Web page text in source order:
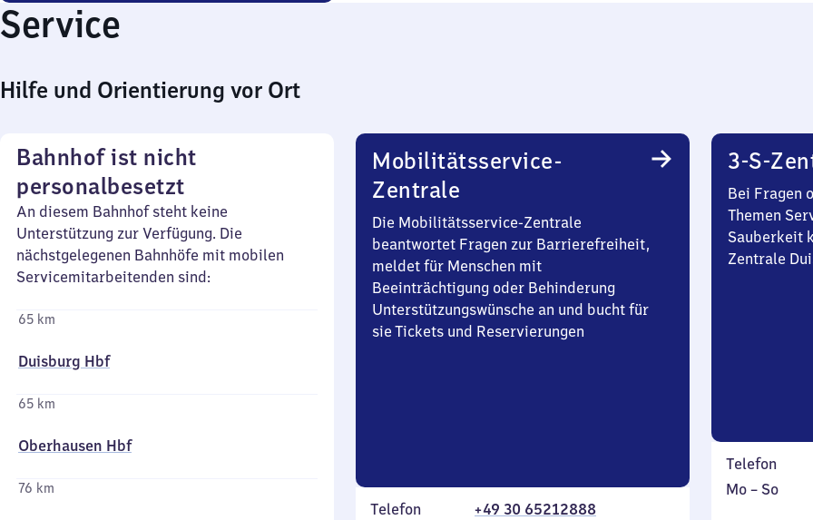
Service
Hilfe und Orientierung vor Ort
Bahnhof ist nicht
personalbesetzt
An diesem Bahnhof steht keine
Unterstützung zur Verfügung. Die
nächstgelegenen Bahnhöfe mit mobilen
Servicemitarbeitenden sind:
65 km
Duisburg Hbf
65 km
Oberhausen Hbf
76 km
Mobilitätsservice-
Zentrale
Die Mobilitätsservice-Zentrale
beantwortet Fragen zur Barrierefreiheit,
meldet für Menschen mit
Beeinträchtigung oder Behinderung
Unterstützungswünsche an und bucht für
sie Tickets und Reservierungen
Telefon
+49 30 65212888
3-S-
Bei Fragen
Themen
Sauberkeit
Zentrale
Telefon
Montag
Mo – So,